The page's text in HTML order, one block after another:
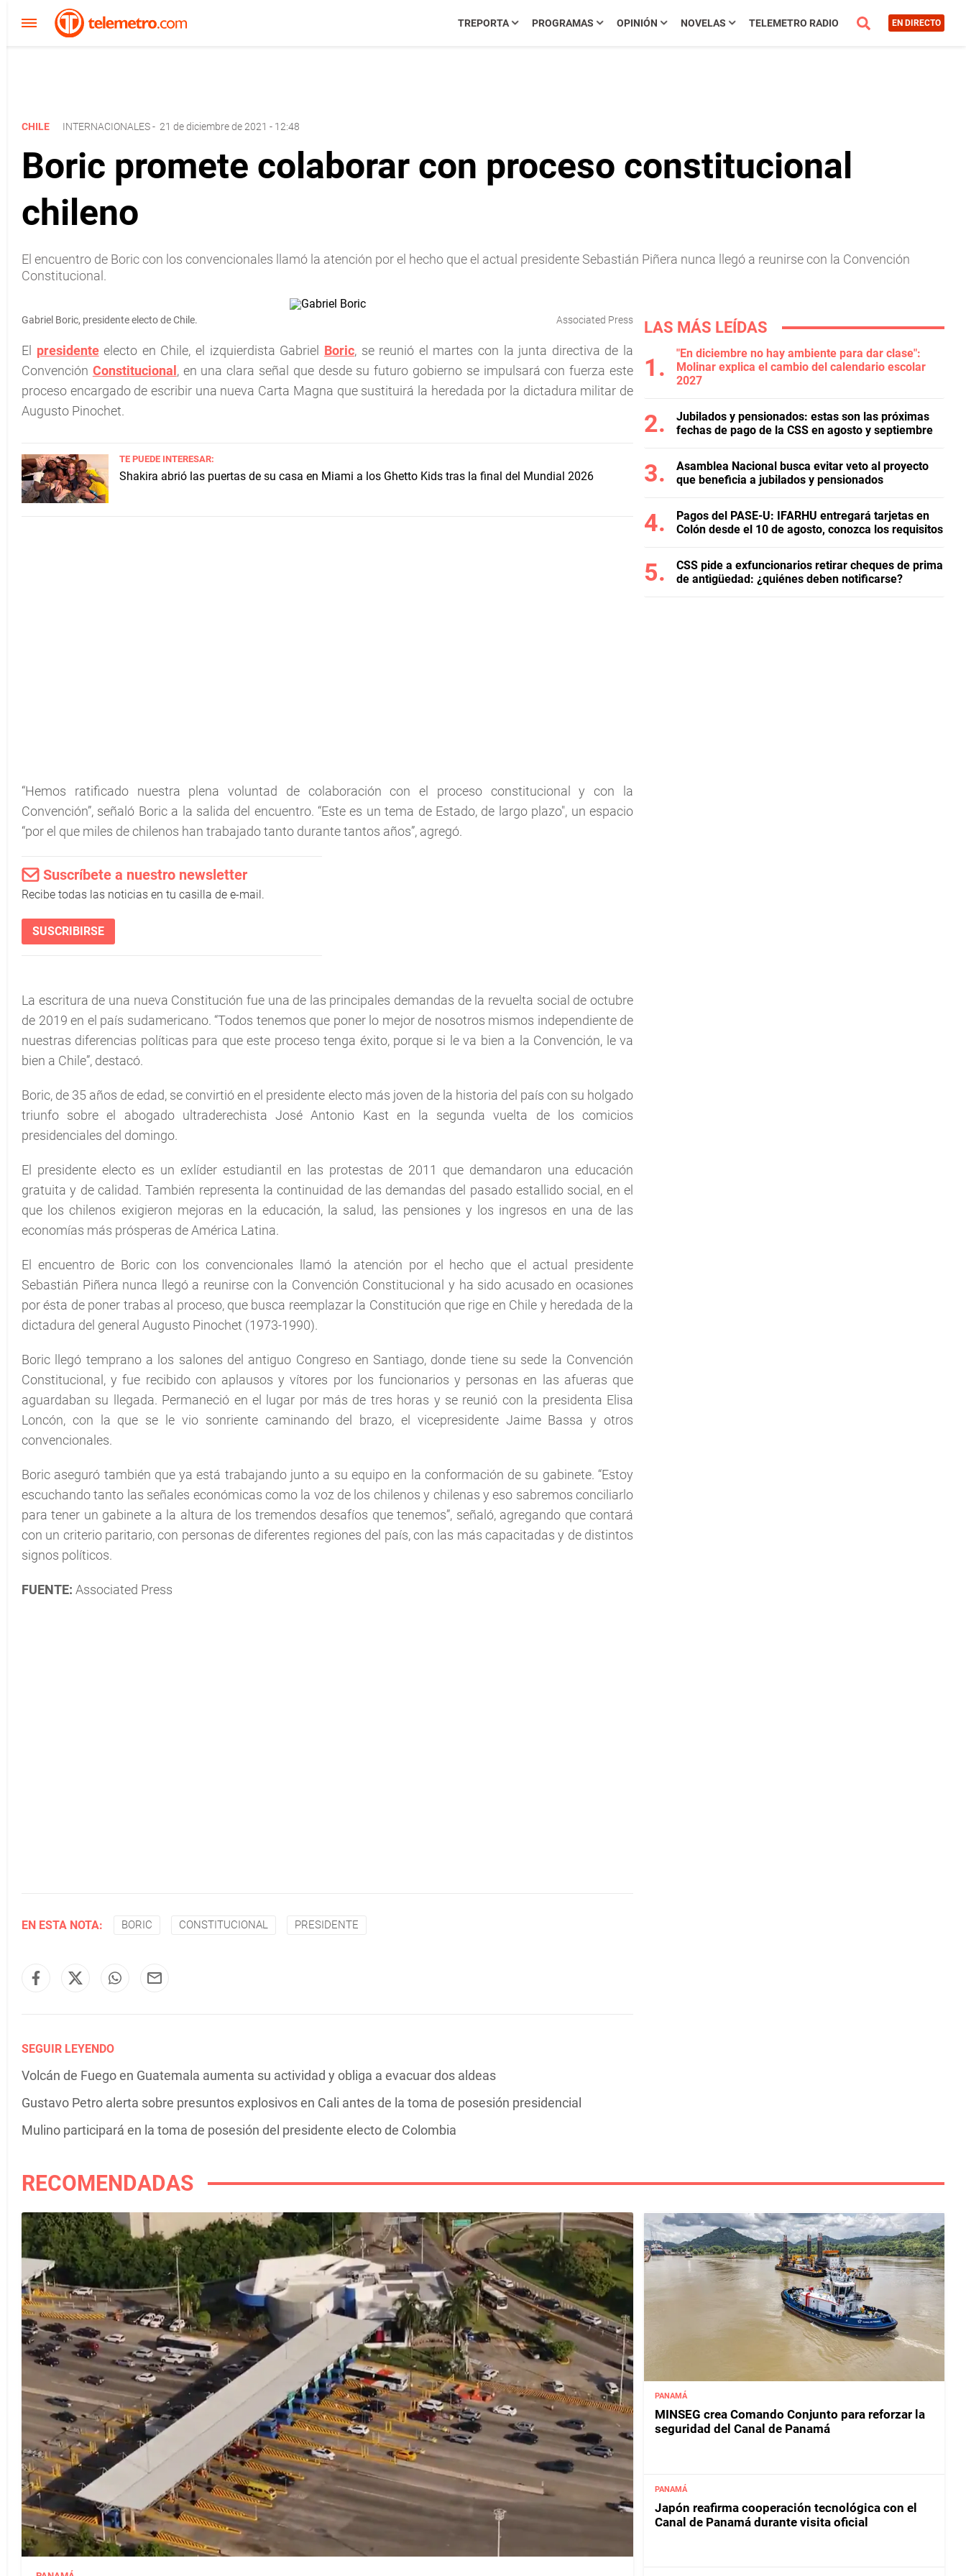
TREPORTA PROGRAMAS OPINIÓN NOVELAS TELEMETRO RADIO EN DIRECTO
CHILE INTERNACIONALES- 21 de diciembre de 2021 - 12:48
Boric promete colaborar con proceso constitucional
chileno
El encuentro de Boric con los convencionales llamó la atención por el hecho que el actual presidente Sebastián Piñera nunca llegó a reunirse con la Convención
Constitucional.
Gabriel Boric, presidente electo de Chile. Associated Press
El presidenteelecto en Chile, el izquierdista Gabriel Boric, se reunió el martes con la junta directiva de la
Convención Constitucional , en una clara señal que desde su futuro gobierno se impulsará con fuerza este
proceso encargado de escribir una nueva Carta Magna que sustituirá la heredada por la dictadura militar de
Augusto Pinochet.
TE PUEDE INTERESAR:
Shakira abrió las puertas de su casa en Miami a los Ghetto Kids tras la final del Mundial 2026
“Hemos ratificado nuestra plena voluntad de colaboración con el proceso constitucional y con la
Convención”, señaló Boric a la salida del encuentro. “Este es un tema de Estado, de largo plazo", un espacio
“por el que miles de chilenos han trabajado tanto durante tantos años”, agregó.
Suscríbete a nuestro newsletter
Recibe todas las noticias en tu casilla de e-mail.
SUSCRIBIRSE
La escritura de una nueva Constitución fue una de las principales demandas de la revuelta social de octubre
de 2019 en el país sudamericano. “Todos tenemos que poner lo mejor de nosotros mismos independiente de
nuestras diferencias políticas para que este proceso tenga éxito, porque si le va bien a la Convención, le va
bien a Chile”, destacó.
Boric, de 35 años de edad, se convirtió en el presidente electo más joven de la historia del país con su holgado
triunfo sobre el abogado ultraderechista José Antonio Kast en la segunda vuelta de los comicios
presidenciales del domingo.
El presidente electo es un exlíder estudiantil en las protestas de 2011 que demandaron una educación
gratuita y de calidad. También representa la continuidad de las demandas del pasado estallido social, en el
que los chilenos exigieron mejoras en la educación, la salud, las pensiones y los ingresos en una de las
economías más prósperas de América Latina.
El encuentro de Boric con los convencionales llamó la atención por el hecho que el actual presidente
Sebastián Piñera nunca llegó a reunirse con la Convención Constitucional y ha sido acusado en ocasiones
por ésta de poner trabas al proceso, que busca reemplazar la Constitución que rige en Chile y heredada de la
dictadura del general Augusto Pinochet (1973-1990).
Boric llegó temprano a los salones del antiguo Congreso en Santiago, donde tiene su sede la Convención
Constitucional, y fue recibido con aplausos y vítores por los funcionarios y personas en las afueras que
aguardaban su llegada. Permaneció en el lugar por más de tres horas y se reunió con la presidenta Elisa
Loncón, con la que se le vio sonriente caminando del brazo, el vicepresidente Jaime Bassa y otros
convencionales.
Boric aseguró también que ya está trabajando junto a su equipo en la conformación de su gabinete. “Estoy
escuchando tanto las señales económicas como la voz de los chilenos y chilenas y eso sabremos conciliarlo
para tener un gabinete a la altura de los tremendos desafíos que tenemos”, señaló, agregando que contará
con un criterio paritario, con personas de diferentes regiones del país, con las más capacitadas y de distintos
signos políticos.
FUENTE: Associated Press
EN ESTA NOTA: BORIC CONSTITUCIONAL PRESIDENTE
SEGUIR LEYENDO
Volcán de Fuego en Guatemala aumenta su actividad y obliga a evacuar dos aldeas
Gustavo Petro alerta sobre presuntos explosivos en Cali antes de la toma de posesión presidencial
Mulino participará en la toma de posesión del presidente electo de Colombia
LAS MÁS LEÍDAS
"En diciembre no hay ambiente para dar clase":
Molinar explica el cambio del calendario escolar
2027
Jubilados y pensionados: estas son las próximas
fechas de pago de la CSS en agosto y septiembre
Asamblea Nacional busca evitar veto al proyecto
que beneficia a jubilados y pensionados
Pagos del PASE-U: IFARHU entregará tarjetas en
Colón desde el 10 de agosto, conozca los requisitos
CSS pide a exfuncionarios retirar cheques de prima
de antigüedad: ¿quiénes deben notificarse?
RECOMENDADAS
PANAMÁ
MINSEG crea Comando Conjunto para reforzar la
seguridad del Canal de Panamá
PANAMÁ
Japón reafirma cooperación tecnológica con el
Canal de Panamá durante visita oficial